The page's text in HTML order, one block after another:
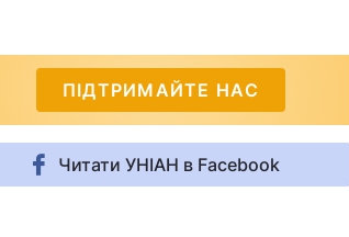
ПІДТРИМАЙТЕ НАС
Читати УНІАН в Facebook